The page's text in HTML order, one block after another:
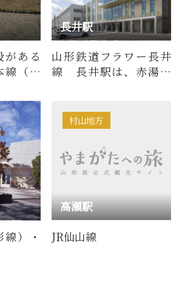
がある
線（山
長井駅
山形鉄道フラワー長井
線 長井駅は、赤湯駅
上りで７…
）・
高瀬駅
村山地方
JR仙山線